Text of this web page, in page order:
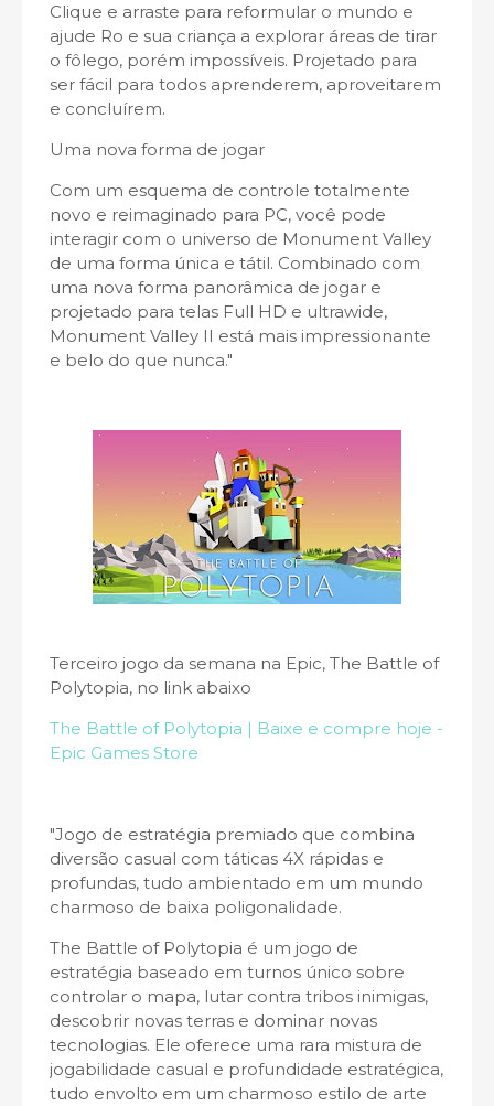
Clique e arraste para reformular o mundo e
ajude Ro e sua criança a explorar áreas de tirar
o fôlego, porém impossíveis. Projetado para
ser fácil para todos aprenderem, aproveitarem
e concluírem.
Uma nova forma de jogar
Com um esquema de controle totalmente
novo e reimaginado para PC, você pode
interagir com o universo de Monument Valley
de uma forma única e tátil. Combinado com
uma nova forma panorâmica de jogar e
projetado para telas Full HD e ultrawide,
Monument Valley II está mais impressionante
e belo do que nunca."
Terceiro jogo da semana na Epic, The Battle of
Polytopia, no link abaixo
The Battle of Polytopia | Baixe e compre hoje -
Epic Games Store
"Jogo de estratégia premiado que combina
diversão casual com táticas 4X rápidas e
profundas, tudo ambientado em um mundo
charmoso de baixa poligonalidade.
The Battle of Polytopia é um jogo de
estratégia baseado em turnos único sobre
controlar o mapa, lutar contra tribos inimigas,
descobrir novas terras e dominar novas
tecnologias. Ele oferece uma rara mistura de
jogabilidade casual e profundidade estratégica,
tudo envolto em um charmoso estilo de arte